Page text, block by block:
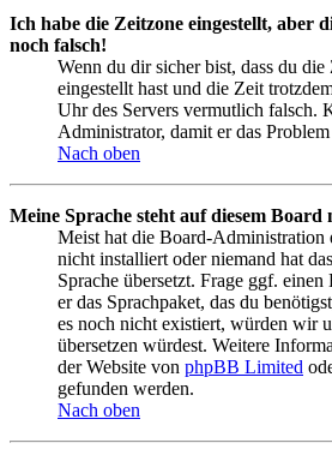
Ich habe die Zeitzone eingestellt, aber
noch falsch!
Wenn du dir sicher bist, dass du
eingestellt hast und die Zeit
Uhr des Servers vermutlich falsch.
Administrator, damit er das
Nach oben
Meine Sprache steht auf diesem
Meist hat die Board-Administration
nicht installiert oder niemand hat
Sprache übersetzt. Frage ggf.
er das Sprachpaket, das du
es noch nicht existiert, würden wir
übersetzen würdest. Weitere
der Website von phpBB Limited
gefunden werden.
Nach oben